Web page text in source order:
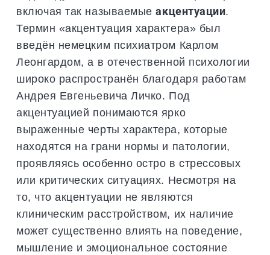
включая так называемыеакцентуации.
Термин «акцентуация характера» был
введён немецким психиатром Карлом
Леонгардом, а в отечественной психологии
широко распространён благодаря работам
Андрея Евгеньевича Личко. Под
акцентуацией понимаются ярко
выраженные черты характера, которые
находятся на грани нормы и патологии,
проявляясь особенно остро в стрессовых
или критических ситуациях. Несмотря на
то, что акцентуации не являются
клиническим расстройством, их наличие
может существенно влиять на поведение,
мышление и эмоциональное состояние